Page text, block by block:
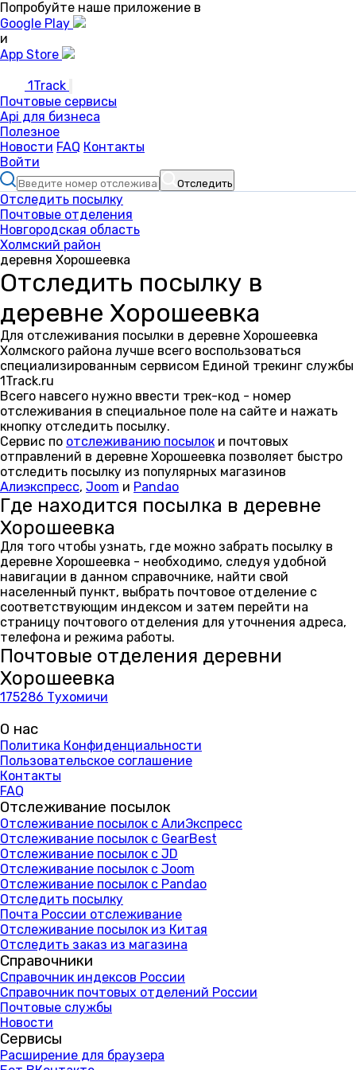
Попробуйте наше приложение в
Google Play
и
App Store
1Track
Почтовые сервисы
Api для бизнеса
Полезное
Новости FAQ Контакты
Войти
Отследить
Отследить посылку
Почтовые отделения
Новгородская область
Холмский район
деревня Хорошеевка
Отследить посылку в
деревне Хорошеевка
Для отслеживания посылки в деревне Хорошеевка
Холмского района лучше всего воспользоваться
специализированным сервисом Единой трекинг службы
1Track.ru
Всего навсего нужно ввести трек-код - номер
отслеживания в специальное поле на сайте и нажать
кнопку отследить посылку.
Сервис по отслеживанию посылок и почтовых
отправлений в деревне Хорошеевка позволяет быстро
отследить посылку из популярных магазинов
Алиэкспресс, Joom и Pandao
Где находится посылка в деревне
Хорошеевка
Для того чтобы узнать, где можно забрать посылку в
деревне Хорошеевка - необходимо, следуя удобной
навигации в данном справочнике, найти свой
населенный пункт, выбрать почтовое отделение с
соответствующим индексом и затем перейти на
страницу почтового отделения для уточнения адреса,
телефона и режима работы.
Почтовые отделения деревни
Хорошеевка
175286 Тухомичи
О нас
Политика Конфиденциальности
Пользовательское соглашение
Контакты
FAQ
Отслеживание посылок
Отслеживание посылок с АлиЭкспресс
Отслеживание посылок с GearBest
Отслеживание посылок с JD
Отслеживание посылок с Joom
Отслеживание посылок с Pandao
Отследить посылку
Почта России отслеживание
Отслеживание посылок из Китая
Отследить заказ из магазина
Справочники
Справочник индексов России
Справочник почтовых отделений России
Почтовые службы
Новости
Сервисы
Расширение для браузера